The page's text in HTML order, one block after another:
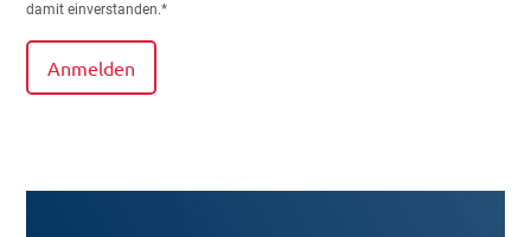
damit einverstanden.*
Anmelden